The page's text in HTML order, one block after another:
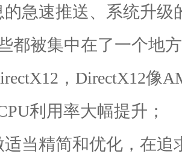
的急速推送、系统升
都被集中在了一个地
，DirectX12像
利用率大幅提升；
适当精简和优化，在